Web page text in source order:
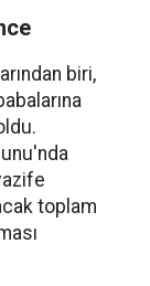
biri,
toplam